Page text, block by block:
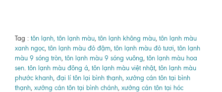
Tag : tôn lạnh, tôn lạnh màu, tôn lạnh không màu, tôn lạnh màu
xanh ngọc, tôn lạnh màu đỏ đậm, tôn lạnh màu đỏ tươi, tôn lạnh
màu 9 sóng tròn, tôn lạnh màu 9 sóng vuông, tôn lạnh màu hoa
sen tôn lạnh màu đông á, tôn lạnh màu việt nhật, tôn lạnh màu
phước khanh, đại lí tôn lại bình thạnh, xưởng cán tôn tại bình
thạnh, xưởng cán tôn tại bình chánh, xưởng cán tôn tại hóc